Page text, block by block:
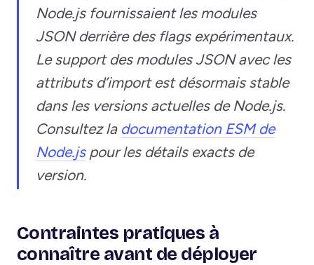
Node.js fournissaient les modules
JSON derrière des flags expérimentaux.
Le support des modules JSON avec les
attributs d’import est désormais stable
dans les versions actuelles de Node.js.
Consultez la documentation ESM de
Node.jspour les détails exacts de
version.
Contraintes pratiques à
connaître avant de déployer